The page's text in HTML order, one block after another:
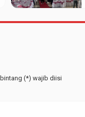
(*) wajib diisi